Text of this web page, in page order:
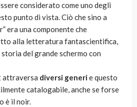
considerato come uno degli
punto di vista. Ciò che sino a
era una componente che
alla letteratura fantascientifica,
del grande schermo con
attraversa diversi generie questo
catalogabile, anche se forse
è il noir.